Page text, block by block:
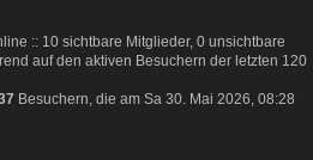
:: 10 sichtbare Mitglieder, 0 unsichtbare
auf den aktiven Besuchern der letzten 120
Besuchern, die am Sa 30. Mai 2026, 08:28